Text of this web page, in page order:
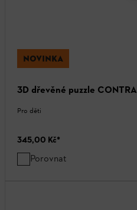
NOVINKA
3D dřevěné puzzle CONTRA
Pro děti
345,00 Kč*
Porovnat